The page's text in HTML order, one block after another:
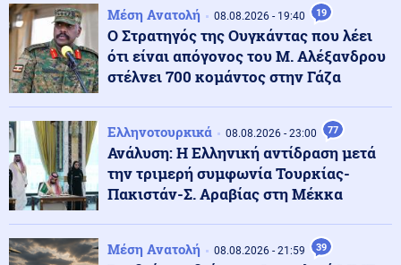
09.08.2026 - 17:00
ΒΟΜΒΑ ΑΠΟ ΖΕΜΕΝΙΔΗ! «Οι ΗΠΑ δεν θα δώσουν τα F-
35 στην Τουρκία λόγω της Κίνας»
Κόσμος 09.08.2026 - 16:48
Ιταλία: Αρχαίο ρωμαϊκό ναυάγιο ανακαλύφθηκε
ανοιχτά των ακτών της Σικελίας (βίντεο)
Κόσμος 09.08.2026 - 16:33
Μέση Ανατολή 08.08.2026 - 19:40 19
Ο Στρατηγός της Ουγκάντας που λέει
ότι είναι απόγονος του Μ. Αλέξανδρου
στέλνει 700 κομάντος στην Γάζα
Ελληνοτουρκικά 08.08.2026 - 23:00 77
Ανάλυση: Η Ελληνική αντίδραση μετά
την τριμερή συμφωνία Τουρκίας-
Πακιστάν-Σ. Αραβίας στη Μέκκα
Μέση Ανατολή 08.08.2026 - 21:59 39